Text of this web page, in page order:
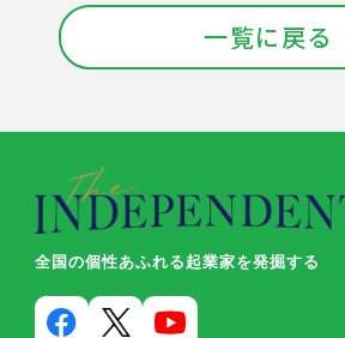
一覧に戻る
全国の個性あふれる起業家を発掘する